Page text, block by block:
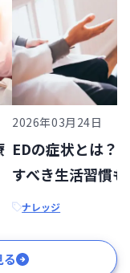
2026年03月24日
EDの症状とは？
すべき生活習慣
ナレッジ